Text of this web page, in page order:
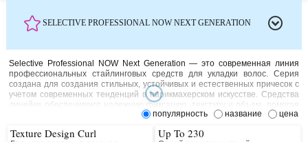
SELECTIVE PROFESSIONAL NOW NEXT GENERATION
Selective Professional NOW Next Generation — это современная линия
профессиональных стайлинговых средств для укладки волос. Серия
создана для создания стильных, устойчивых и естественных причесок с
учетом современных тенденций в парикмахерском искусстве. Средства
линейки обеспечивают надежную фиксацию, текстуру и объем, помогая
моделировать укладку любой сложности.
Формулы продуктов разработаны с использованием инновационных
популярность название цена
Texture Design Curl Up To 230